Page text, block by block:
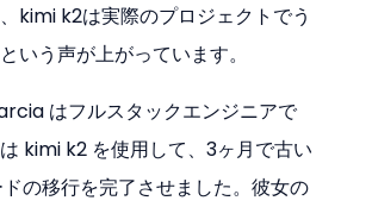
kimi k2は実際のプロジェクトでう
いう声が上がっています。
はフルスタックエンジニアで
kimi k2 を使用して、3ヶ月で古い
ドの移行を完了させました。彼女の